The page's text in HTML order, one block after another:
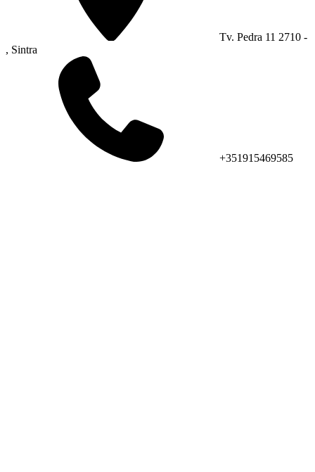
Tv. Pedra 11 2710 -
, Sintra
+351915469585